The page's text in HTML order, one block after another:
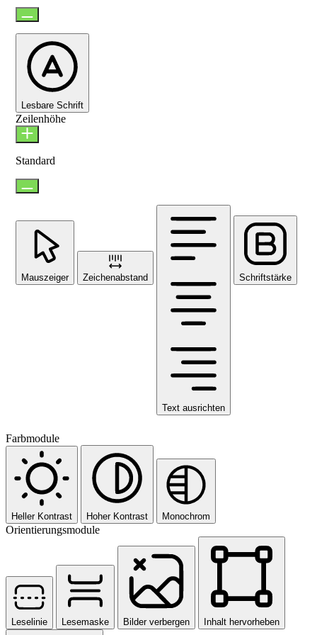
Lesbare Schrift
Zeilenhöhe
Standard
Mauszeiger Zeichenabstand
Text ausrichten
Schriftstärke
Farbmodule
Heller Kontrast Hoher Kontrast Monochrom
Orientierungsmodule
Leselinie Lesemaske Bilder verbergen Inhalt hervorheben